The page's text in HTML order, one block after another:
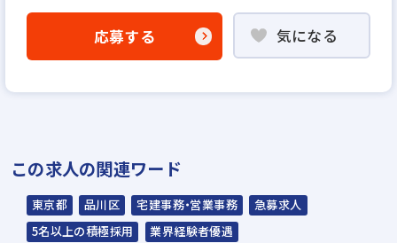
─────────────
■応募後の流れ
─────────────
・WEBアンケート（約5分）
・AI面接（約10分）
※スマホ・PCから、24時間いつでも面接
応募する 気になる
この求人の関連ワード
東京都 品川区 宅建事務・営業事務
急募求人
5名以上の積極採用
業界経験者優遇